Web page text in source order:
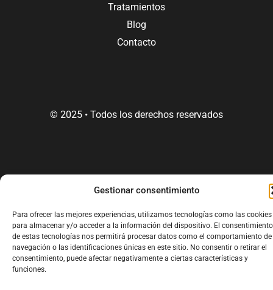
Gestionar consentimiento
Para ofrecer las mejores experiencias, utilizamos tecnologías como las cookies
para almacenar y/o acceder a la información del dispositivo. El consentimiento
de estas tecnologías nos permitirá procesar datos como el comportamiento de
navegación o las identificaciones únicas en este sitio. No consentir o retirar el
consentimiento, puede afectar negativamente a ciertas características y
funciones.
Tratamientos
Blog
Contacto
© 2025 • Todos los derechos reservados